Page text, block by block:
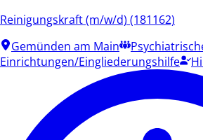
Reinigungskraft (m/w/d) (181162)
Gemünden am Main
Einrichtungen/Eingliederungshilfe